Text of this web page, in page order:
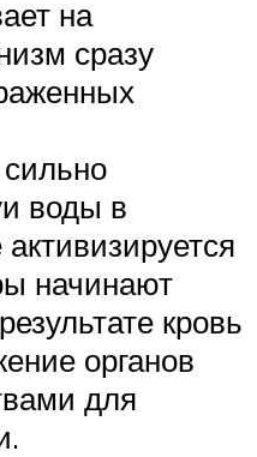
на
сразу
воды в
начинают
кровь
органов
для